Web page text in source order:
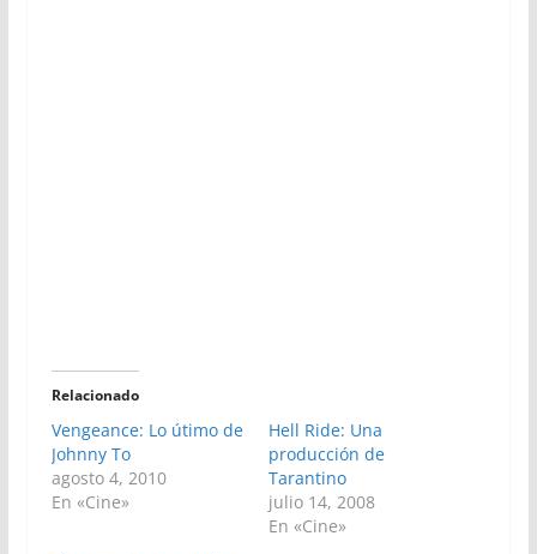
Relacionado
Vengeance: Lo útimo de
Johnny To
agosto 4, 2010
En «Cine»
Hell Ride: Una
producción de
Tarantino
julio 14, 2008
En «Cine»